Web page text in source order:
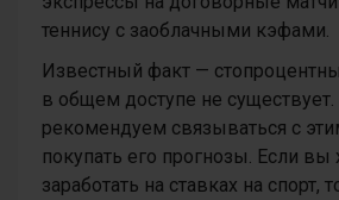
теннису с заоблачными кэфами.
Известный факт —
в общем доступе не
рекомендуем связываться с
покупать его прогнозы. Если вы
заработать на ставках на спорт,